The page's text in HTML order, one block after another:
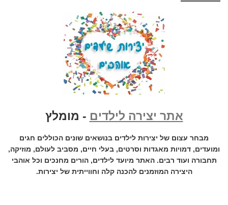
אתר יצירה לילדים - מומלץ
מבחר עצום של יצירות לילדים בנושאים שונים הכוללים חגים
ומועדים, דמויות מאגדות וסרטים, בעלי חיים, מסביב לעולם, מוזיקה,
תחבורה ועוד רבים. האתר מיועד לילדים, הורים מחנכים וכל אוהבי
היצירה המוזמנים להכנה קלה וחווייתית של יצירות.